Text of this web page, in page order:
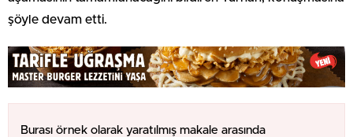
şöyle devam etti.
Burası örnek olarak yaratılmış makale arasında